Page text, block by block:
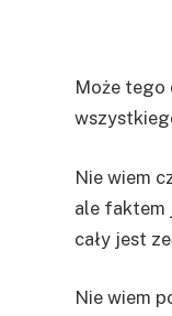
Może tego
Nie wiem
ale faktem
cały jest
Nie wiem